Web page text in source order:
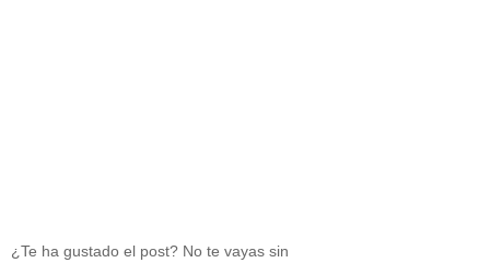
¿Te ha gustado el post? No te vayas sin